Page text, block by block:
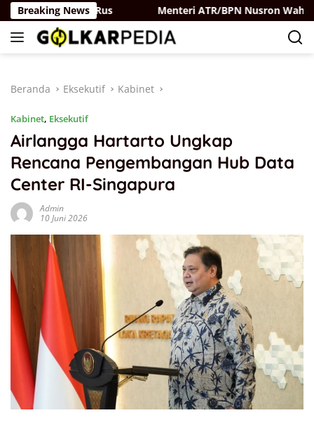
Langsung
ke
konten
Breaking News
Belaya Rus Menteri ATR/BPN Nusron Wahid
Beranda Eksekutif Kabinet
Kabinet, Eksekutif
Airlangga Hartarto Ungkap
Rencana Pengembangan Hub Data
Center RI-Singapura
Admin
10 Juni 2026